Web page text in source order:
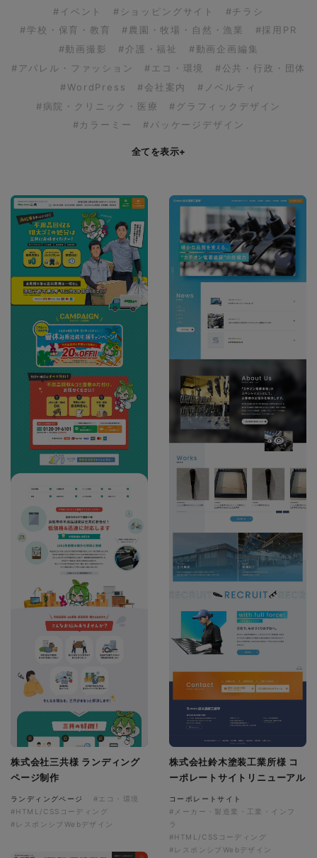
#イベント
#ショッピングサイト
#チラシ
#学校・保育・教育
#農園・牧場・自然・漁業
#採用PR
#動画撮影
#介護・福祉
#動画企画編集
#アパレル・ファッション
#エコ・環境
#公共・行政・団体
#WordPress
#会社案内
#ノベルティ
#病院・クリニック・医療
#グラフィックデザイン
#カラーミー
#パッケージデザイン
全てを表示+
株式会社三共様 ランディング
ページ制作
ランディングページ
#エコ・環境
#HTML/CSSコーディング
#レスポンシブWebデザイン
株式会社鈴木塗装工業所様 コ
ーポレートサイトリニューアル
コーポレートサイト
#メーカー・製造業・工業・インフ
ラ
#HTML/CSSコーディング
#レスポンシブWebデザイン